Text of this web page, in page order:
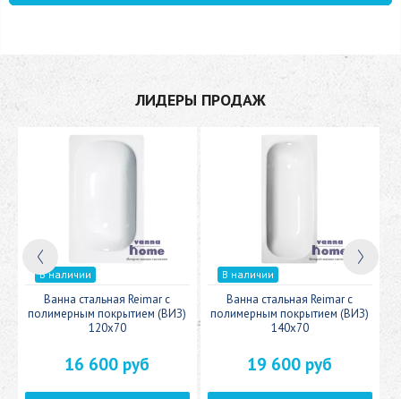
ЛИДЕРЫ ПРОДАЖ
В наличии
Ванна стальная Reimar с
полимерным покрытием (ВИЗ)
120x70
16 600 руб
В наличии
Ванна стальная Reimar с
полимерным покрытием (ВИЗ)
140x70
19 600 руб